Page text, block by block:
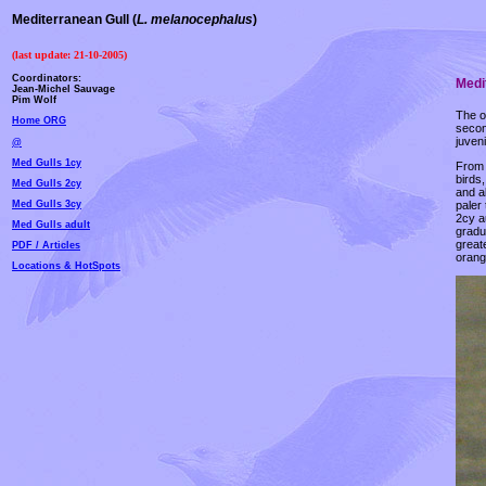
Mediterranean Gull (L. melanocephalus)
(last update: 21-10-2005)
Coordinators:
Jean-Michel Sauvage
Pim Wolf
Home ORG
@
Med Gulls 1cy
Med Gulls 2cy
Med Gulls 3cy
Med Gulls adult
PDF / Articles
Locations & HotSpots
The
and
paler
2cy